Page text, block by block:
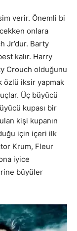
verir. Önemli bi
onlara
Jr’dur. Barty
kalır. Harry
Crouch olduğunu
özlü iksir yapmak
Üç büyücü
kupası bir
kişi kupanın
için içeri ilk
Krum, Fleur
iyice
büyüler